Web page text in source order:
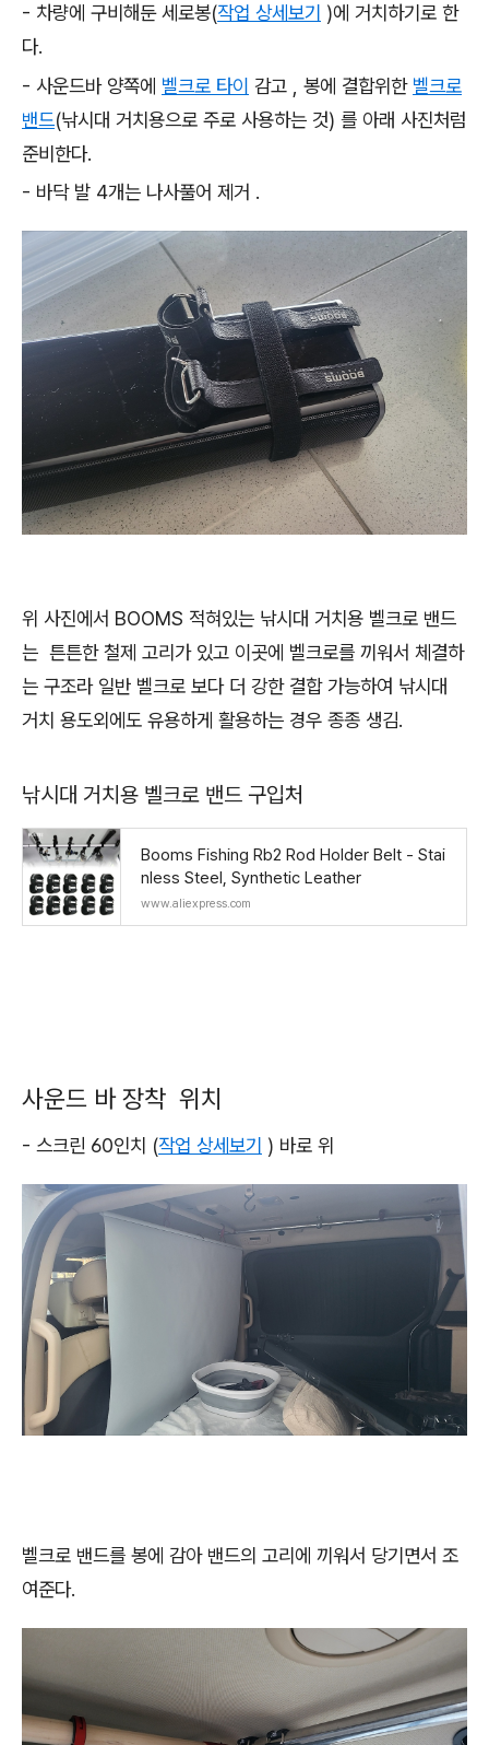
- 차량에 구비해둔 세로봉(작업 상세보기 )에 거치하기로 한
다.
- 사운드바 양쪽에 벨크로 타이 감고 , 봉에 결합위한 벨크로
밴드(낚시대 거치용으로 주로 사용하는 것) 를 아래 사진처럼
준비한다.
- 바닥 발 4개는 나사풀어 제거 .
위 사진에서 BOOMS 적혀있는 낚시대 거치용 벨크로 밴드
는 튼튼한 철제 고리가 있고 이곳에 벨크로를 끼워서 체결하
는 구조라 일반 벨크로 보다 더 강한 결합 가능하여 낚시대
거치 용도외에도 유용하게 활용하는 경우 종종 생김.
낚시대 거치용 벨크로 밴드 구입처
Booms Fishing Rb2 Rod Holder Belt - Stai
nless Steel, Synthetic Leather
www.aliexpress.com
사운드 바 장착 위치
- 스크린 60인치 (작업 상세보기 ) 바로 위
벨크로 밴드를 봉에 감아 밴드의 고리에 끼워서 당기면서 조
여준다.